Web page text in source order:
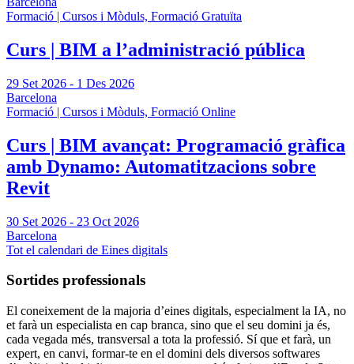
Formació | Cursos i Mòduls, Formació Gratuïta
Curs | BIM a l’administració pública
29 Set 2026 - 1 Des 2026
Barcelona
Formació | Cursos i Mòduls, Formació Online
Curs | BIM avançat: Programació gràfica
amb Dynamo: Automatitzacions sobre
Revit
30 Set 2026 - 23 Oct 2026
Barcelona
Tot el calendari de Eines digitals
Sortides professionals
El coneixement de la majoria d’eines digitals, especialment la IA, no
et farà un especialista en cap branca, sino que el seu domini ja és,
cada vegada més, transversal a tota la professió. Sí que et farà, un
expert, en canvi, formar-te en el domini dels diversos softwares